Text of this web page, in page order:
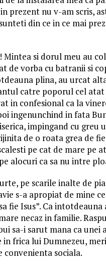
prezent nu v-am scris,
din ce in ce mai
Mintea si dorul meu au
de vorba cu batranii si
plina, au urcat
catre poporul cel atat
in confesional ca la
ingenunchind in fata
impingand cu greu
de o roata grea de
pe cat de mare pe
alocuri ca sa nu intre
pe scarile inalte de
s-a apropiat de mine
fie Isus”. Ca
necaz in familie.
sa-i sarut mana ca
in frica lui Dumnezeu,
convenienta sociala.